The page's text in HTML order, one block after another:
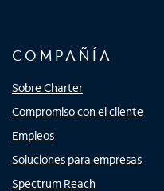
COMPAÑÍA
Sobre Charter
Compromiso con el cliente
Empleos
Soluciones para empresas
Spectrum Reach